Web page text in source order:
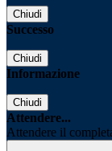
Chiudi
Successo
Chiudi
Informazione
Chiudi
Attendere...
Attendere il